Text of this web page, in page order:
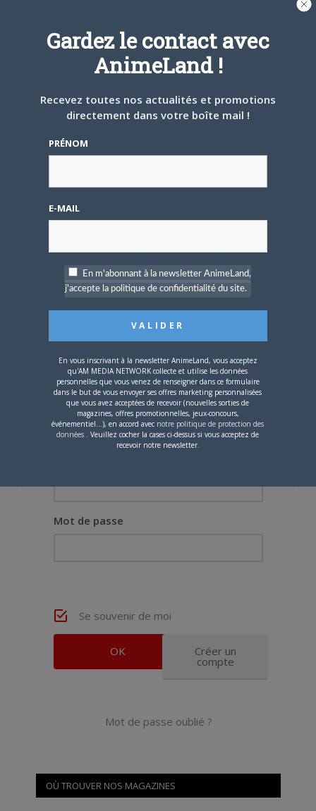
0
Digimon en préparation
pour 2027
Lors des prémices du
demandé de suivre au
mieux le manga
Vous devezvous connecterpour laisser un
Mot de passe
Se souvenir de moi
Créer un
compte
Mot de passe oublié ?
OÙ TROUVER NOS MAGAZINES
Gardez le contact avec
AnimeLand !
Recevez toutes nos actualités et promotions
directement dans votre boîte mail !
PRÉNOM
E-MAIL
En m'abonnant à la newsletter AnimeLand,
j'accepte la politique de confidentialité du site.
En vous inscrivant à la newsletter AnimeLand, vous acceptez
qu'AM MEDIA NETWORK collecte et utilise les données
personnelles que vous venez de renseigner dans ce formulaire
dans le but de vous envoyer ses offres marketing personnalisées
que vous avez acceptées de recevoir (nouvelles sorties de
magazines, offres promotionnelles, jeux-concours,
événementiel...), en accord avec notre politique de protection des
données . Veuillez cocher la cases ci-dessus si vous acceptez de
recevoir notre newsletter.